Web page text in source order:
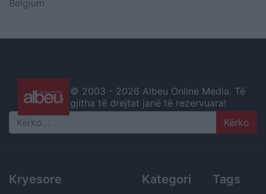
Belgium
© 2003 - 2026 Albeu Online Media. Të
gjitha të drejtat janë të rezervuara!
Search
Kryesore Kategori Tags